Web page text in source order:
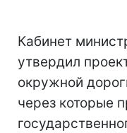
Кабинет
утвердил
окружной
через которые